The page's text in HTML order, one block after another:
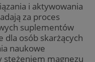
i aktywowania
za proces
suplementów
dla osób skarżących
naukowe
stężeniem magnezu